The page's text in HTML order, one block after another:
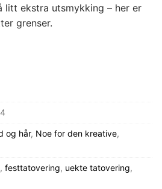
litt ekstra utsmykking – her er
grenser.
og hår, Noe for den kreative,
, festtatovering, uekte tatovering,